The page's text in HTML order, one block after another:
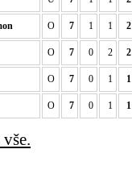
O 7 1 1 2
O 7 0 2 2
O 7 0 1 1
O 7 0 1 1